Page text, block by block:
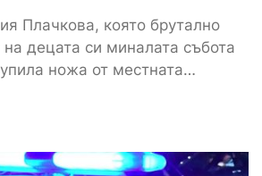
Плачкова, която брутално
на децата си миналата събота
ножа от местната